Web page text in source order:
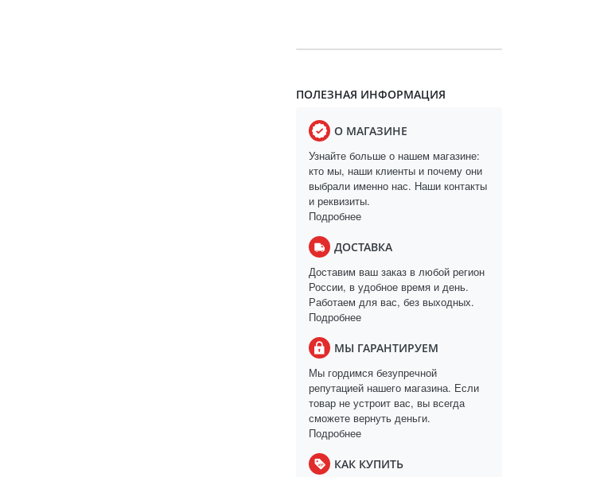
ПОЛЕЗНАЯ ИНФОРМАЦИЯ
О МАГАЗИНЕ
Узнайте больше о нашем магазине:
кто мы, наши клиенты и почему они
выбрали именно нас. Наши контакты
и реквизиты.
Подробнее
ДОСТАВКА
Доставим ваш заказ в любой регион
России, в удобное время и день.
Работаем для вас, без выходных.
Подробнее
МЫ ГАРАНТИРУЕМ
Мы гордимся безупречной
репутацией нашего магазина. Если
товар не устроит вас, вы всегда
сможете вернуть деньги.
Подробнее
КАК КУПИТЬ